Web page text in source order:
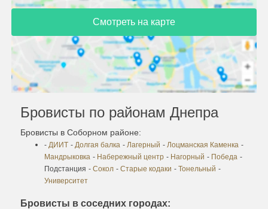
Смотреть на карте
Бровисты по районам Днепра
Бровисты в Соборном районе:
- ДИИТ - Долгая балка - Лагерный - Лоцманская Каменка -
Мандрыковка - Набережный центр - Нагорный - Победа -
Подстанция - Сокол - Старые кодаки - Тонельный -
Университет
Бровисты в соседних городах: